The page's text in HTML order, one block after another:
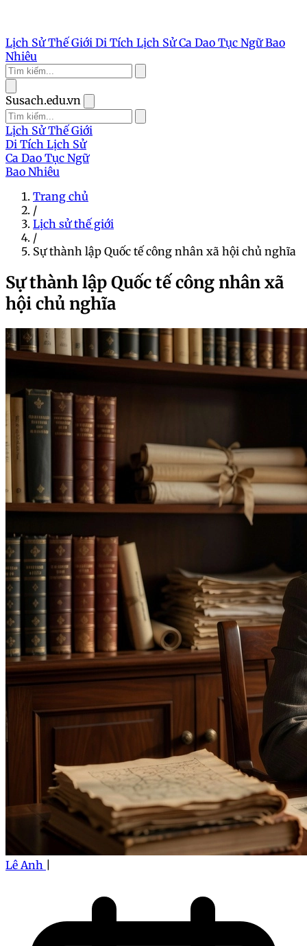
Lịch Sử Thế Giới Di Tích Lịch SửCa Dao Tục NgữBao
Nhiêu
Susach.edu.vn
Lịch Sử Thế Giới
Di Tích Lịch Sử
Ca Dao Tục Ngữ
Bao Nhiêu
Trang chủ
/
Lịch sử thế giới
/
Sự thành lập Quốc tế công nhân xã hội chủ nghĩa
Sự thành lập Quốc tế công nhân xã
hội chủ nghĩa
Lê Anh